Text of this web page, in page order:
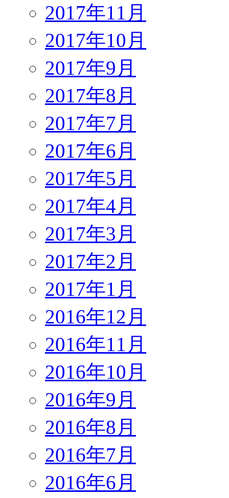
2017年11月
2017年10月
2017年9月
2017年8月
2017年7月
2017年6月
2017年5月
2017年4月
2017年3月
2017年2月
2017年1月
2016年12月
2016年11月
2016年10月
2016年9月
2016年8月
2016年7月
2016年6月